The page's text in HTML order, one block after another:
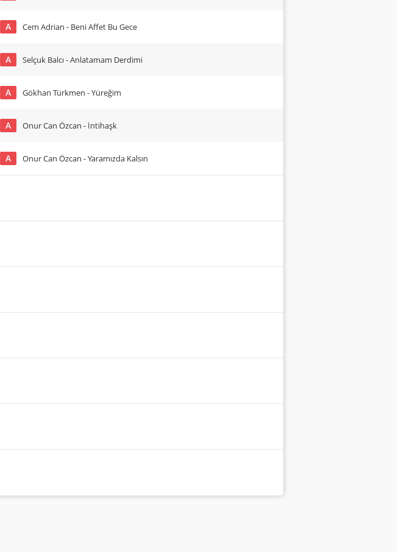
A Cem Adrian - Beni Affet Bu Gece
A Selçuk Balcı - Anlatamam Derdimi
A Gökhan Türkmen - Yüreğim
A Onur Can Özcan - İntihaşk
A Onur Can Özcan - Yaramızda Kalsın